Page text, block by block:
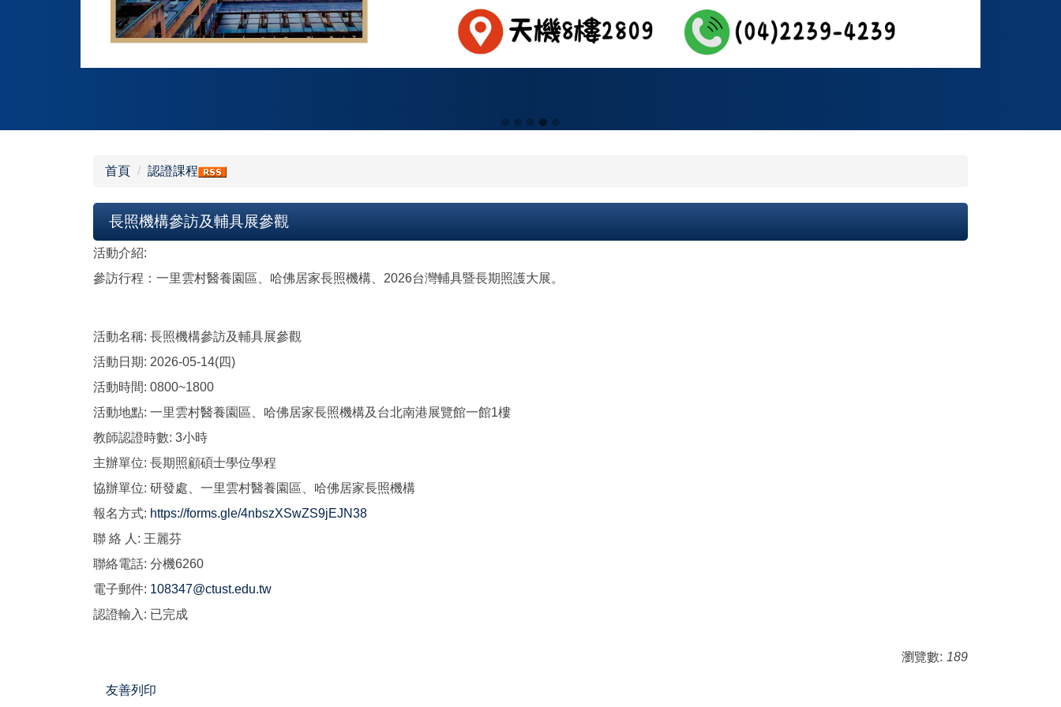
首頁 認證課程
長照機構參訪及輔具展參觀
活動介紹:
參訪行程：一里雲村醫養園區、哈佛居家長照機構、2026台灣輔具暨長期照護大展。
活動名稱: 長照機構參訪及輔具展參觀
活動日期: 2026-05-14(四)
活動時間: 0800~1800
活動地點: 一里雲村醫養園區、哈佛居家長照機構及台北南港展覽館一館1樓
教師認證時數: 3小時
主辦單位: 長期照顧碩士學位學程
協辦單位: 研發處、一里雲村醫養園區、哈佛居家長照機構
報名方式: https://forms.gle/4nbszXSwZS9jEJN38
聯 絡 人: 王麗芬
聯絡電話: 分機6260
電子郵件: 108347@ctust.edu.tw
認證輸入: 已完成
瀏覽數: 189
友善列印